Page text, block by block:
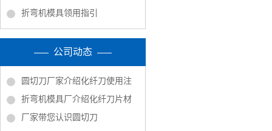
折弯机模具领用指引
公司动态
圆切刀厂家介绍化纤刀使用注
折弯机模具厂介绍化纤刀片材
厂家带您认识圆切刀